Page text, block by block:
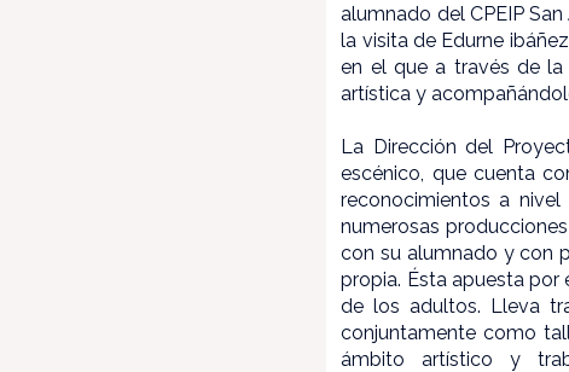
alumnado del CPEIP
la visita de Edurne
en el que a través de
artística y
La Dirección del
escénico, que cuenta
reconocimientos a
numerosas
con su alumnado y con
propia. Ésta apuesta
de los adultos. Lleva
conjuntamente como
ámbito artístico y